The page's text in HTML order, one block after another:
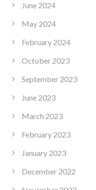
June 2024
May 2024
February 2024
October 2023
September 2023
June 2023
March 2023
February 2023
January 2023
December 2022